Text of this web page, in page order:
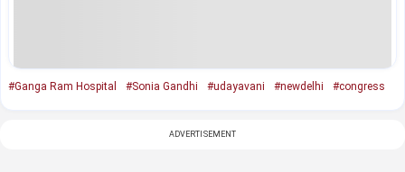
#Ganga Ram Hospital #Sonia Gandhi #udayavani #newdelhi #congress
ADVERTISEMENT